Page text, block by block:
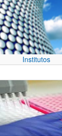
Institutos